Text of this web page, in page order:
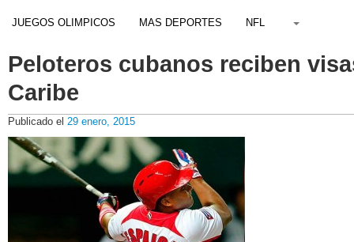
JUEGOS OLIMPICOS MAS DEPORTES NFL
Peloteros cubanos reciben
Caribe
Publicado el 29 enero, 2015